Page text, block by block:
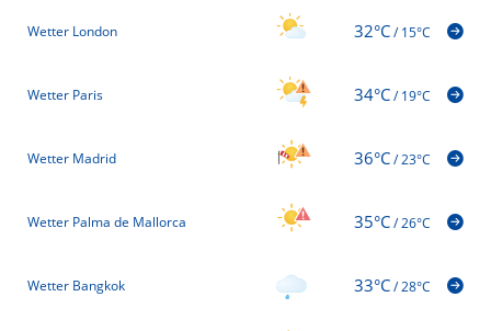
Wetter London 32°C/15°C
Wetter Paris 34°C/19°C
Wetter Madrid 36°C/23°C
Wetter Palma de Mallorca 35°C/26°C
Wetter Bangkok 33°C/28°C